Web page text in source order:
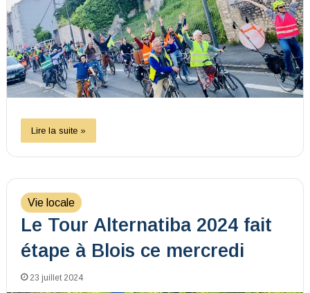
Lire la suite »
Vie locale
Le Tour Alternatiba 2024 fait
étape à Blois ce mercredi
23 juillet 2024